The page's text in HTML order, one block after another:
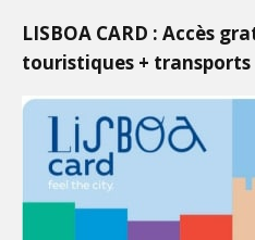
LISBOA CARD : Accès
touristiques + transports